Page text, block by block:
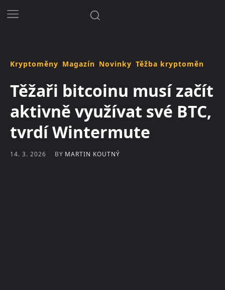
Kryptoměny Magazín Novinky Těžba kryptoměn
Těžaři bitcoinu musí začít
aktivně využívat své BTC,
tvrdí Wintermute
14. 3. 2026 BY MARTIN KOUTNÝ